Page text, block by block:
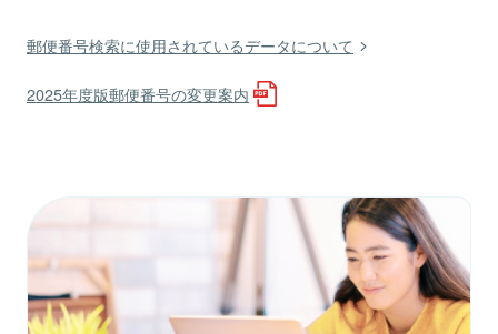
郵便番号検索に使用されているデータについて
2025年度版郵便番号の変更案内